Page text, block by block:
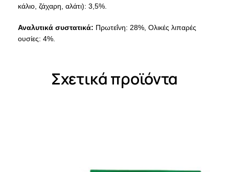
κάλιο, ζάχαρη, αλάτι): 3,5%.
Αναλυτικά συστατικά: Πρωτεΐνη: 28%, Ολικές λιπαρές
ουσίες: 4%.
Σχετικά προϊόντα